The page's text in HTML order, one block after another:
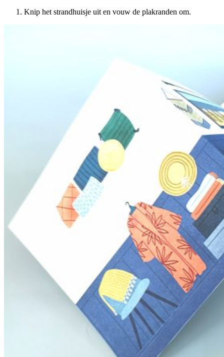
Knip het strandhuisje uit en vouw de plakranden om.